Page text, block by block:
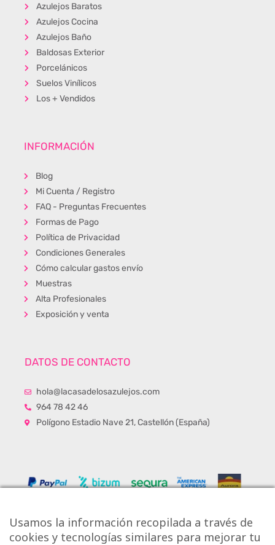
Azulejos Baratos
Azulejos Cocina
Azulejos Baño
Baldosas Exterior
Porcelánicos
Suelos Vinílicos
Los + Vendidos
INFORMACIÓN
Blog
Mi Cuenta / Registro
FAQ - Preguntas Frecuentes
Formas de Pago
Política de Privacidad
Condiciones Generales
Cómo calcular gastos envío
Muestras
Alta Profesionales
Exposición y venta
DATOS DE CONTACTO
hola@lacasadelosazulejos.com
964 78 42 46
Polígono Estadio Nave 21, Castellón (España)
Usamos la información recopilada a través de
cookies y tecnologías similares para mejorar tu